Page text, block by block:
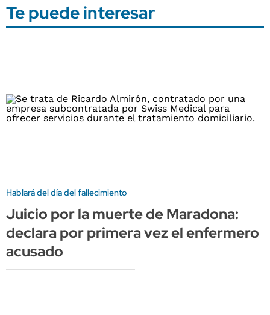
Te puede interesar
Hablará del día del fallecimiento
Juicio por la muerte de Maradona:
declara por primera vez el enfermero
acusado